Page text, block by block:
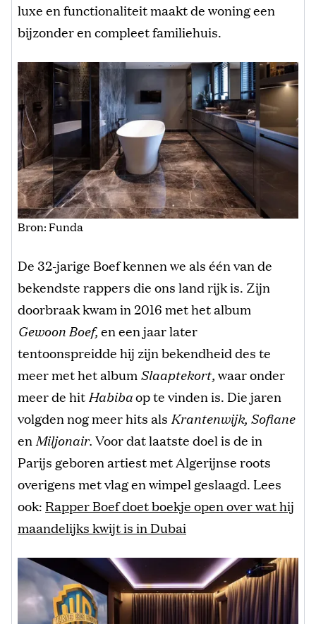
luxe en functionaliteit maakt de woning een
bijzonder en compleet familiehuis.
Bron: Funda
De 32-jarige Boef kennen we als één van de
bekendste rappers die ons land rijk is. Zijn
doorbraak kwam in 2016 met het album
Gewoon Boef,en een jaar later
tentoonspreidde hij zijn bekendheid des te
meer met het album Slaaptekort,waar onder
meer de hit Habibaop te vinden is. Die jaren
volgden nog meer hits als Krantenwijk, Sofiane
en Miljonair.Voor dat laatste doel is de in
Parijs geboren artiest met Algerijnse roots
overigens met vlag en wimpel geslaagd. Lees
ook: Rapper Boef doet boekje open over wat hij
maandelijks kwijt is in Dubai